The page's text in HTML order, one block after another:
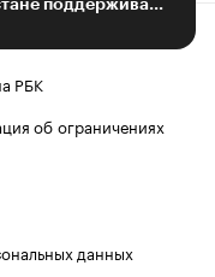
РБК
об ограничениях
данных